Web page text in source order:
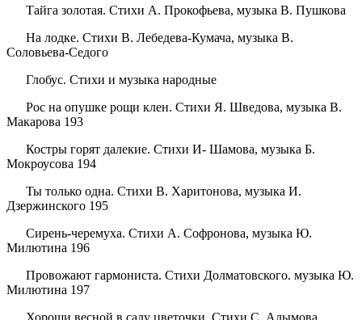
Тайга золотая. Стихи А. Прокофьева, музыка В. Пушкова
На лодке. Стихи В. Лебедева-Кумача, музыка В.
Соловьева-Седого
Глобус. Стихи и музыка народные
Рос на опушке рощи клен. Стихи Я. Шведова, музыка В.
Макарова 193
Костры горят далекие. Стихи И- Шамова, музыка Б.
Мокроусова 194
Ты только одна. Стихи В. Харитонова, музыка И.
Дзержинского 195
Сирень-черемуха. Стихи А. Софронова, музыка Ю.
Милютина 196
Провожают гармониста. Стихи Долматовского. музыка Ю.
Милютина 197
Хороши весной в саду цветочки. Стихи С. Алымова,